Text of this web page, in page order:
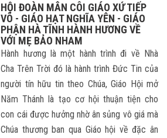
HỘI ĐOÀN MÂN CÔI GIÁO XỨ TIẾP
VÕ - GIÁO HẠT NGHĨA YÊN - GIÁO
PHẬN HÀ TĨNH HÀNH HƯƠNG VỀ
VỚI MẸ BẢO NHAM
Hành hương là một hành trình đi về Nhà
Cha Trên Trời đó là hành trình Đức Tin của
người tín hữu tin theo Chúa, Giáo Hội mở
Năm Thánh là tạo cơ hội thuận tiện cho
con cái được hưởng nhờ ân sủng vô giá mà
Chúa thương ban qua Giáo hội về đặc ân